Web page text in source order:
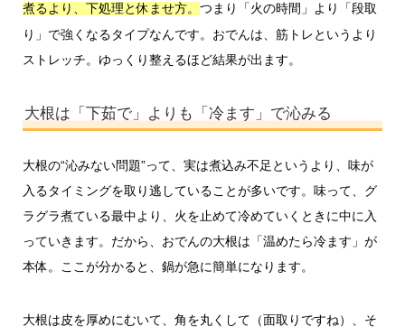
煮るより、下処理と休ませ方。 つまり「火の時間」より「段取
り」で強くなるタイプなんです。おでんは、筋トレというより
ストレッチ。ゆっくり整えるほど結果が出ます。
大根は「下茹で」よりも「冷ます」で沁みる
大根の“沁みない問題”って、実は煮込み不足というより、味が
入るタイミングを取り逃していることが多いです。味って、グ
ラグラ煮ている最中より、火を止めて冷めていくときに中に入
っていきます。だから、おでんの大根は「温めたら冷ます」が
本体。ここが分かると、鍋が急に簡単になります。
大根は皮を厚めにむいて、角を丸くして（面取りですね）、そ